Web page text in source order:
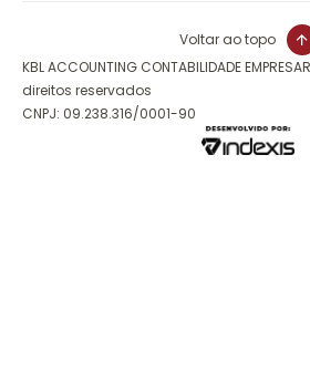
KBL ACCOUNTING CONTABILIDADE
direitos reservados
CNPJ: 09.238.316/0001-90
Voltar ao topo